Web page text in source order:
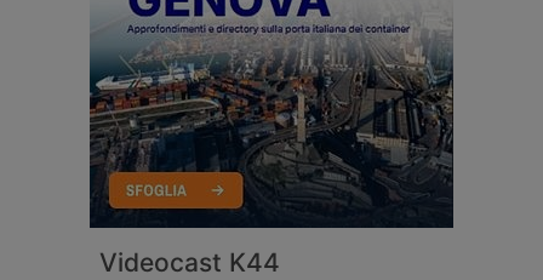
Videocast K44